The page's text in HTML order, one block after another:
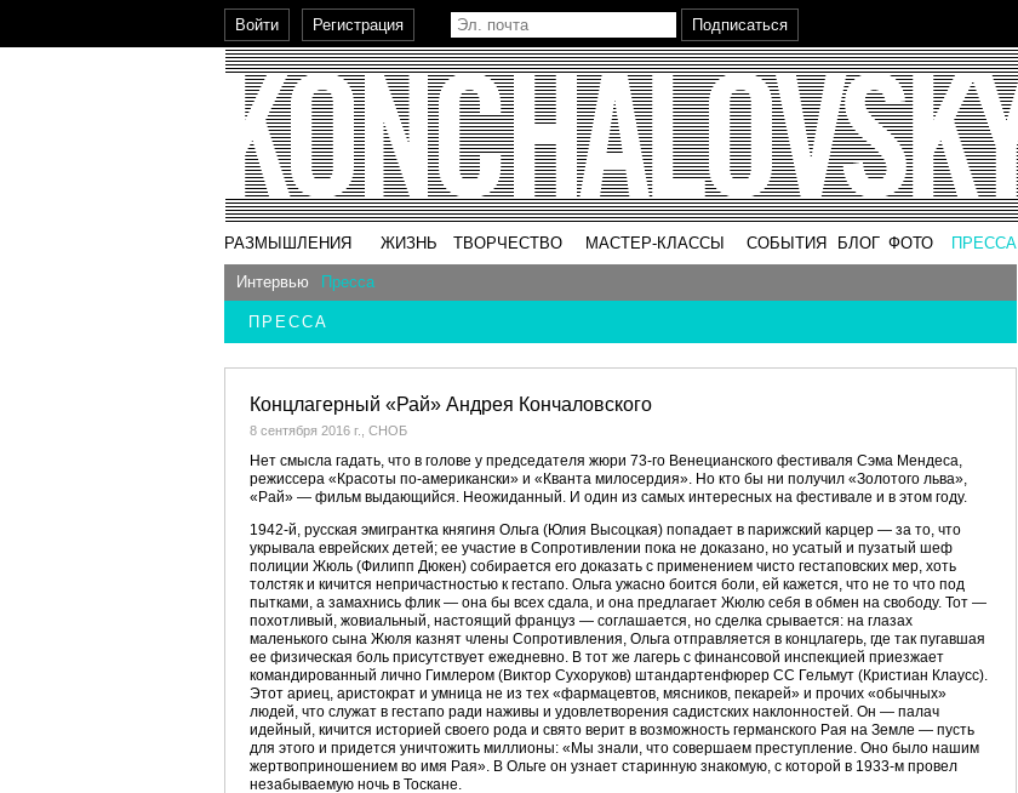
РАЗМЫШЛЕНИЯ ЖИЗНЬ ТВОРЧЕСТВО МАСТЕР-КЛАССЫ СОБЫТИЯ БЛОГ ФОТО ПРЕССА
Интервью Пресса
ПРЕССА
Концлагерный «Рай» Андрея Кончаловского
8 сентября 2016 г., СНОБ
Нет смысла гадать, что в голове у председателя жюри 73-го Венецианского фестиваля Сэма Мендеса,
режиссера «Красоты по-американски» и «Кванта милосердия». Но кто бы ни получил «Золотого льва»,
«Рай» — фильм выдающийся. Неожиданный. И один из самых интересных на фестивале и в этом году.
1942-й, русская эмигрантка княгиня Ольга (Юлия Высоцкая) попадает в парижский карцер — за то, что
укрывала еврейских детей; ее участие в Сопротивлении пока не доказано, но усатый и пузатый шеф
полиции Жюль (Филипп Дюкен) собирается его доказать с применением чисто гестаповских мер, хоть
толстяк и кичится непричастностью к гестапо. Ольга ужасно боится боли, ей кажется, что не то что под
пытками, а замахнись флик — она бы всех сдала, и она предлагает Жюлю себя в обмен на свободу. Тот —
похотливый, жовиальный, настоящий француз — соглашается, но сделка срывается: на глазах
маленького сына Жюля казнят члены Сопротивления, Ольга отправляется в концлагерь, где так пугавшая
ее физическая боль присутствует ежедневно. В тот же лагерь с финансовой инспекцией приезжает
командированный лично Гимлером (Виктор Сухоруков) штандартенфюрер СС Гельмут (Кристиан Клаусс).
Этот ариец, аристократ и умница не из тех «фармацевтов, мясников, пекарей» и прочих «обычных»
людей, что служат в гестапо ради наживы и удовлетворения садистских наклонностей. Он — палач
идейный, кичится историей своего рода и свято верит в возможность германского Рая на Земле — пусть
для этого и придется уничтожить миллионы: «Мы знали, что совершаем преступление. Оно было нашим
жертвоприношением во имя Рая». В Ольге он узнает старинную знакомую, с которой в 1933-м провел
незабываемую ночь в Тоскане.